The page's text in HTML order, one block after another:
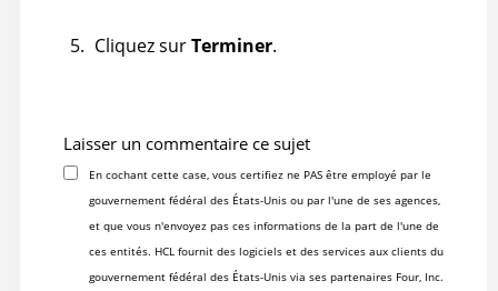
Cliquez surTerminer.
Laisser un commentaire ce sujet
En cochant cette case, vous certifiez ne PAS être employé par le
gouvernement fédéral des États-Unis ou par l'une de ses agences,
et que vous n'envoyez pas ces informations de la part de l'une de
ces entités. HCL fournit des logiciels et des services aux clients du
gouvernement fédéral des États-Unis via ses partenaires Four, Inc.